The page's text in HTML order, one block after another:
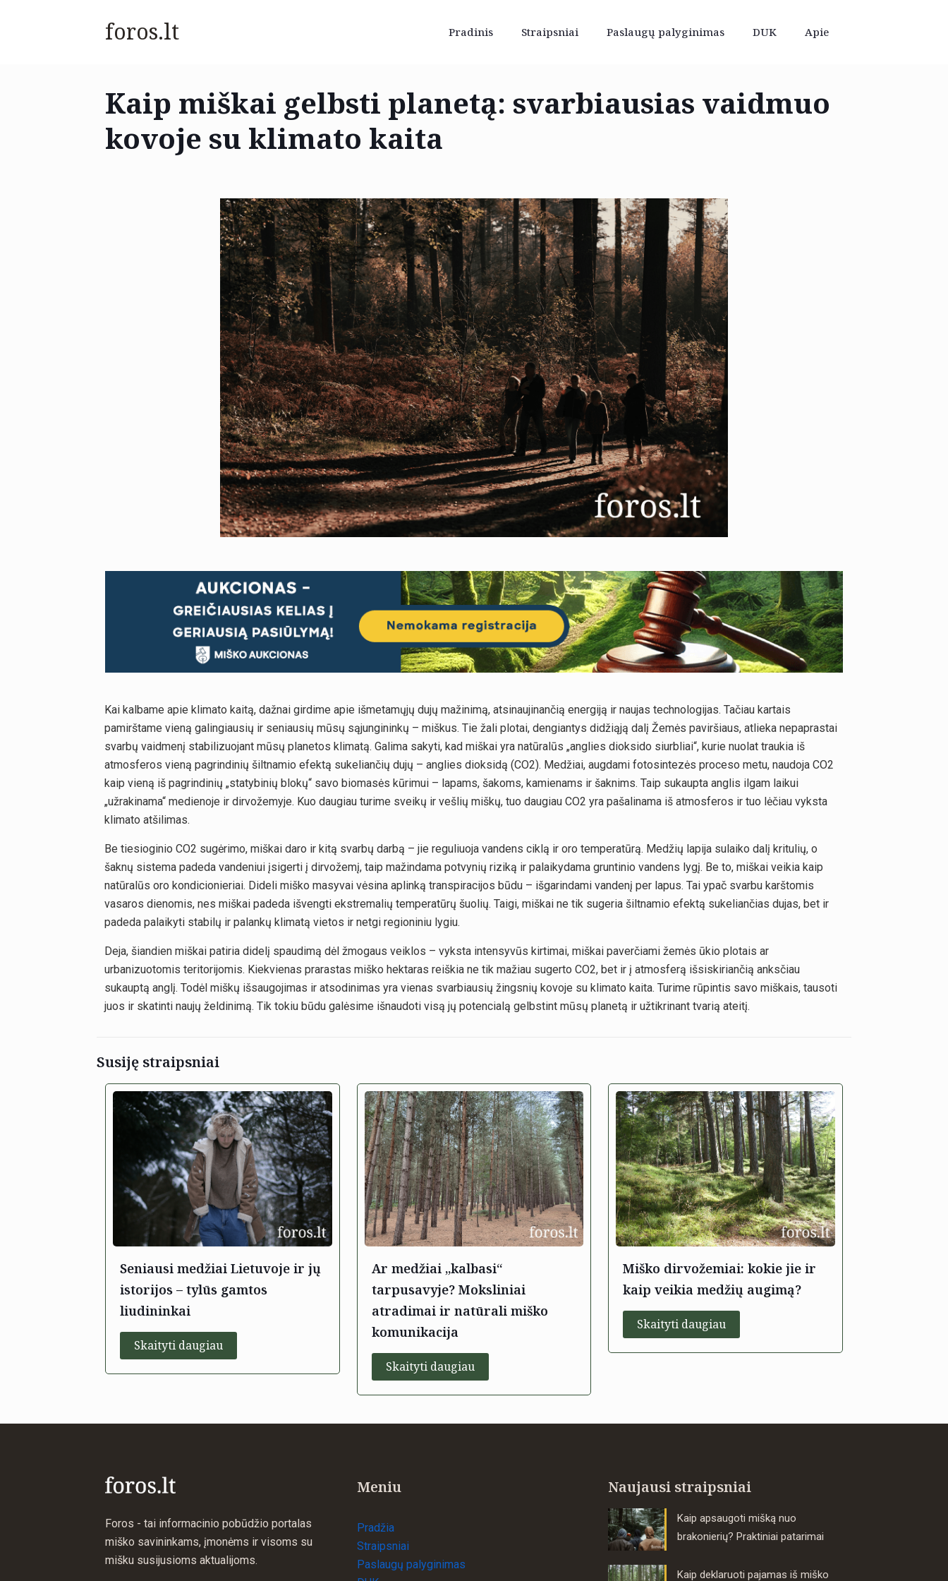
foros.lt Pradinis Straipsniai Paslaugų palyginimas DUK Apie
Kaip miškai gelbsti planetą: svarbiausias vaidmuo
kovoje su klimato kaita
Kai kalbame apie klimato kaitą, dažnai girdime apie išmetamųjų dujų mažinimą, atsinaujinančią energiją ir naujas technologijas. Tačiau kartais
pamirštame vieną galingiausių ir seniausių mūsų sąjungininkų – miškus. Tie žali plotai, dengiantys didžiąją dalį Žemės paviršiaus, atlieka nepaprastai
svarbų vaidmenį stabilizuojant mūsų planetos klimatą. Galima sakyti, kad miškai yra natūralūs „anglies dioksido siurbliai“, kurie nuolat traukia iš
atmosferos vieną pagrindinių šiltnamio efektą sukeliančių dujų – anglies dioksidą (CO2). Medžiai, augdami fotosintezės proceso metu, naudoja CO2
kaip vieną iš pagrindinių „statybinių blokų“ savo biomasės kūrimui – lapams, šakoms, kamienams ir šaknims. Taip sukaupta anglis ilgam laikui
„užrakinama“ medienoje ir dirvožemyje. Kuo daugiau turime sveikų ir vešlių miškų, tuo daugiau CO2 yra pašalinama iš atmosferos ir tuo lėčiau vyksta
klimato atšilimas.
Be tiesioginio CO2 sugėrimo, miškai daro ir kitą svarbų darbą – jie reguliuoja vandens ciklą ir oro temperatūrą. Medžių lapija sulaiko dalį kritulių, o
šaknų sistema padeda vandeniui įsigerti į dirvožemį, taip mažindama potvynių riziką ir palaikydama gruntinio vandens lygį. Be to, miškai veikia kaip
natūralūs oro kondicionieriai. Dideli miško masyvai vėsina aplinką transpiracijos būdu – išgarindami vandenį per lapus. Tai ypač svarbu karštomis
vasaros dienomis, nes miškai padeda išvengti ekstremalių temperatūrų šuolių. Taigi, miškai ne tik sugeria šiltnamio efektą sukeliančias dujas, bet ir
padeda palaikyti stabilų ir palankų klimatą vietos ir netgi regioniniu lygiu.
Deja, šiandien miškai patiria didelį spaudimą dėl žmogaus veiklos – vyksta intensyvūs kirtimai, miškai paverčiami žemės ūkio plotais ar
urbanizuotomis teritorijomis. Kiekvienas prarastas miško hektaras reiškia ne tik mažiau sugerto CO2, bet ir į atmosferą išsiskiriančią anksčiau
sukauptą anglį. Todėl miškų išsaugojimas ir atsodinimas yra vienas svarbiausių žingsnių kovoje su klimato kaita. Turime rūpintis savo miškais, tausoti
juos ir skatinti naujų želdinimą. Tik tokiu būdu galėsime išnaudoti visą jų potencialą gelbstint mūsų planetą ir užtikrinant tvarią ateitį.
Susiję straipsniai
Seniausi medžiai Lietuvoje ir jų
istorijos – tylūs gamtos
liudininkai
Skaityti daugiau
Ar medžiai „kalbasi“
tarpusavyje? Moksliniai
atradimai ir natūrali miško
komunikacija
Skaityti daugiau
Miško dirvožemiai: kokie jie ir
kaip veikia medžių augimą?
Skaityti daugiau
Foros - tai informacinio pobūdžio portalas
miško savininkams, įmonėms ir visoms su
mišku susijusioms aktualijoms.
Meniu
Pradžia
Straipsniai
Paslaugų palyginimas
Naujausi straipsniai
Kaip apsaugoti mišką nuo
brakonierių? Praktiniai patarimai
Kaip deklaruoti pajamas iš miško